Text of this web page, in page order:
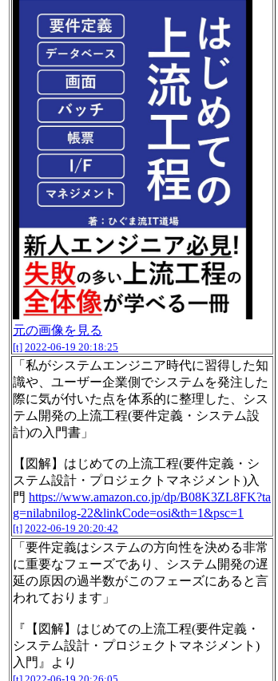
元の画像を見る
[t] 2022-06-19 20:18:25
「私がシステムエンジニア時代に習得した知
識や、ユーザー企業側でシステムを発注した
際に気が付いた点を体系的に整理した、シス
テム開発の上流工程(要件定義・システム設
計)の入門書」
【図解】はじめての上流工程(要件定義・シ
ステム設計・プロジェクトマネジメント)入
門 https://www.amazon.co.jp/dp/B08K3ZL8FK?ta
g=nilabnilog-22&linkCode=osi&th=1&psc=1
[t] 2022-06-19 20:20:42
「要件定義はシステムの方向性を決める非常
に重要なフェーズであり、システム開発の遅
延の原因の過半数がこのフェーズにあると言
われております」
『【図解】はじめての上流工程(要件定義・
システム設計・プロジェクトマネジメント)
入門』より